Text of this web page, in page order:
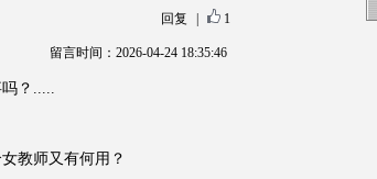
回复 1
留言时间：2026-04-24 18:35:46
？.....
教师又有何用？